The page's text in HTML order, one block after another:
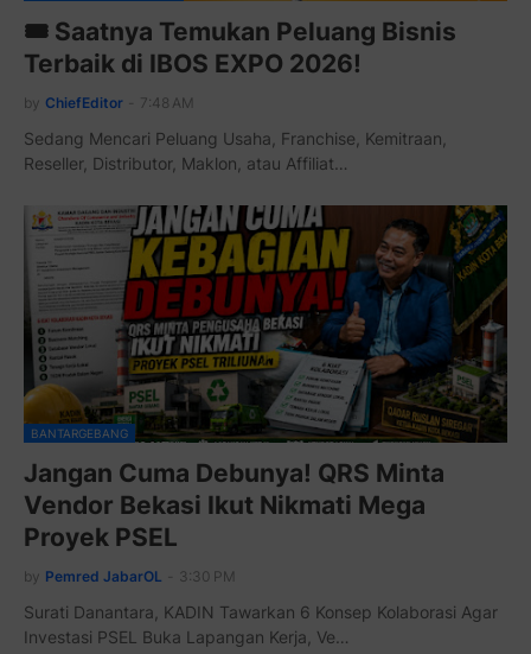
🎟️ Saatnya Temukan Peluang Bisnis
Terbaik di IBOS EXPO 2026!
by ChiefEditor 7:48 AM
Sedang Mencari Peluang Usaha, Franchise, Kemitraan,
Reseller, Distributor, Maklon, atau Affiliat…
BANTARGEBANG
Jangan Cuma Debunya! QRS Minta
Vendor Bekasi Ikut Nikmati Mega
Proyek PSEL
by Pemred JabarOL 3:30 PM
Surati Danantara, KADIN Tawarkan 6 Konsep Kolaborasi Agar
Investasi PSEL Buka Lapangan Kerja, Ve…